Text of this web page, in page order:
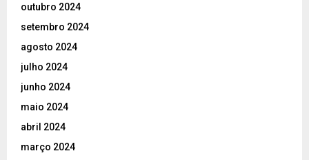
outubro 2024
setembro 2024
agosto 2024
julho 2024
junho 2024
maio 2024
abril 2024
março 2024